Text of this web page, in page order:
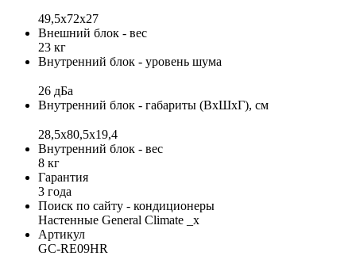
49,5x72x27
Внешний блок - вес
23 кг
Внутренний блок - уровень шума
26 дБа
Внутренний блок - габариты (ВхШхГ), см
28,5x80,5x19,4
Внутренний блок - вес
8 кг
Гарантия
3 года
Поиск по сайту - кондиционеры
Настенные General Climate _x
Артикул
GC-RE09HR